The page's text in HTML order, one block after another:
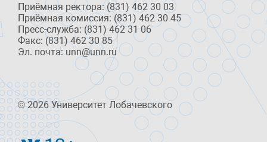
Приёмная ректора: (831) 462 30 03
Приёмная комиссия: (831) 462 30 45
Пресс-служба: (831) 462 31 06
Факс: (831) 462 30 85
Эл. почта: unn@unn.ru
© 2026 Университет Лобачевского